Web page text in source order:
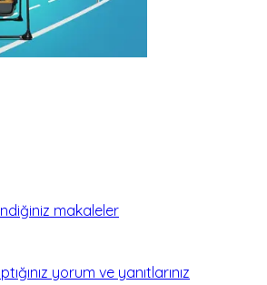
makaleler
yorum ve yanıtlarınız